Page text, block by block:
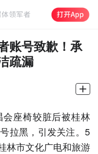
账号致歉！承
疏漏
座椅较脏后被桂林
拉黑，引发关注。5
林市文化广电和旅游